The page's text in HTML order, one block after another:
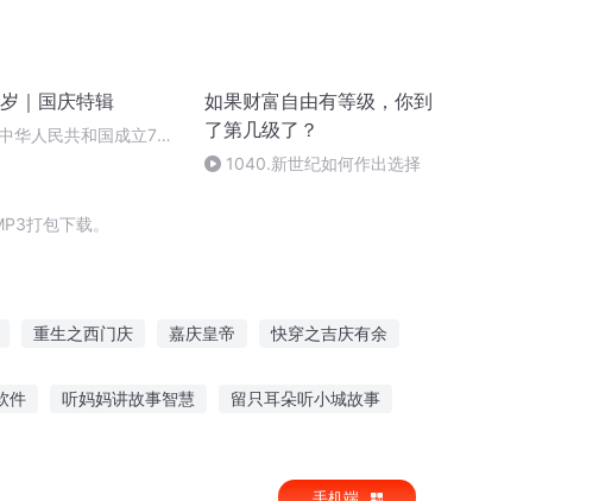
｜国庆特辑
华人民共和国成立73
如果财富自由有等级，你到
了第几级了？
1040.新世纪如何作出选择
打包下载。
重生之西门庆 嘉庆皇帝 快穿之吉庆有余
件 听妈妈讲故事智慧 留只耳朵听小城故事